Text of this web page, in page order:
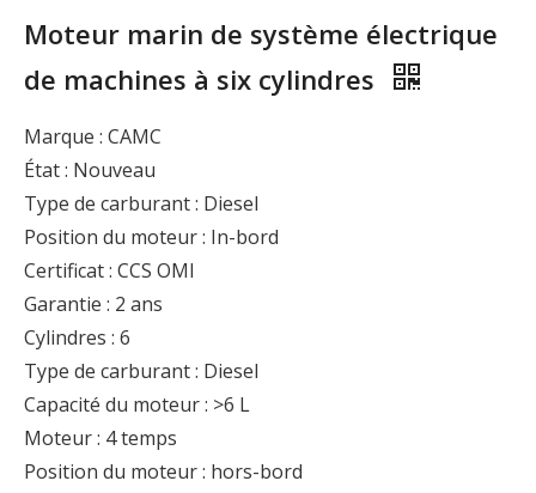
Moteur marin de système électrique
de machines à six cylindres
Marque : CAMC
État : Nouveau
Type de carburant : Diesel
Position du moteur : In-bord
Certificat : CCS OMI
Garantie : 2 ans
Cylindres : 6
Type de carburant : Diesel
Capacité du moteur : >6 L
Moteur : 4 temps
Position du moteur : hors-bord